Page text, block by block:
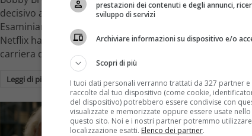
decisivo a Hollywood.
Esaminiamo come la trilogia
Netflix ha trasformato la sua
carriera da attrice
Leggi di più
poche new entry,
assenza di genere.
Leggi di più
prestazioni dei contenuti e degli annunci,
sviluppo di servizi
Archiviare informazioni su dispositivo e/o
Scopri di più
I tuoi dati personali verranno trattati da 327 partner
raccolte dal tuo dispositivo (come cookie,
del dispositivo) potrebbero essere condivise con
visualizzate e memorizzate oppure essere usate
questo sito. Noi e i nostri partner potremmo
localizzazione esatti. Elenco dei partner.